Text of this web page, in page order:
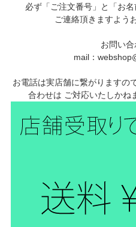
必ず「ご注文番号」と「お
ご連絡頂きますよう
お問い
mail：
お電話は実店舗に繋がりますの
合わせは ご対応いたしかね